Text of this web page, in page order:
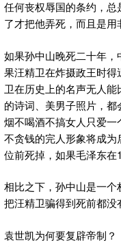
任何丧权辱国的条约，
了才把他弄死，而且是用
如果孙中山晚死二十年
果汪精卫在炸摄政王时
卫在历史上的名声无人
的诗词、美男子照片，
烟不喝酒不搞女人只爱一
不贪钱的完人形象将成
位前死掉，如果毛泽东在
相比之下，孙中山是一个
把汪精卫骗得到死前都没
袁世凯为何要复辟帝制？